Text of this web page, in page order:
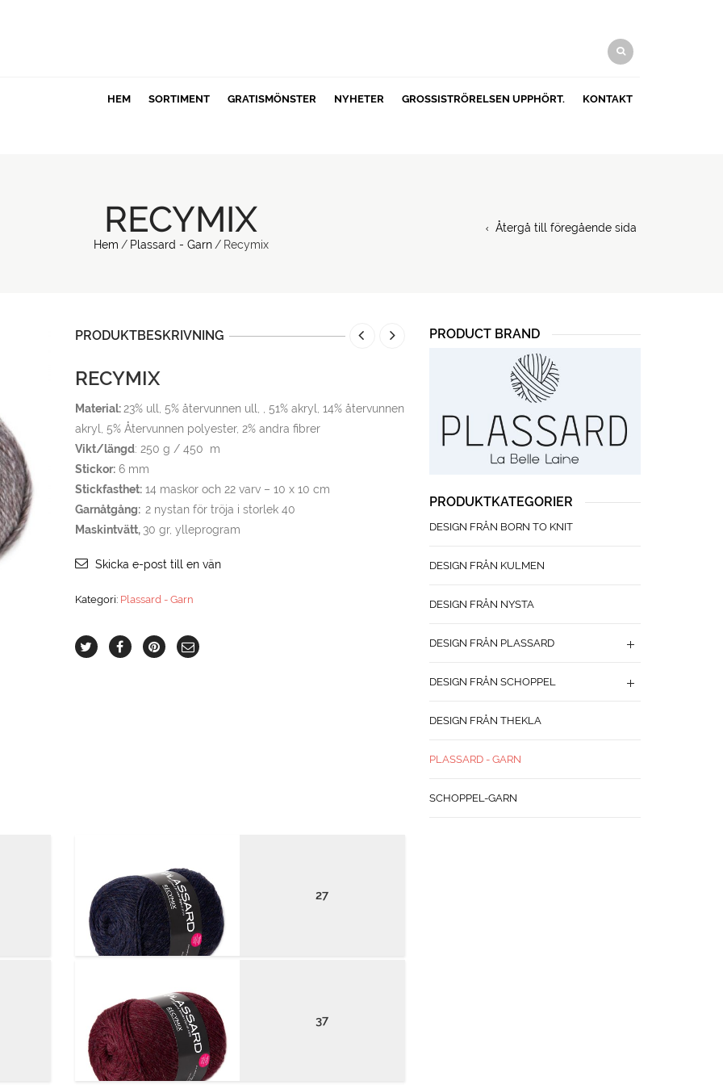
HEM SORTIMENT GRATISMÖNSTER NYHETER GROSSISTRÖRELSEN UPPHÖRT. KONTAKT
RECYMIX
Hem / Plassard - Garn / Recymix
Återgå till föregående sida
PRODUKTBESKRIVNING
RECYMIX
Material: 23% ull, 5% återvunnen ull, , 51% akryl, 14% återvunnen
akryl, 5% Återvunnen polyester, 2% andra fibrer
Vikt/längd: 250 g / 450 m
Stickor:6 mm
Stickfasthet:14 maskor och 22 varv – 10 x 10 cm
Garnåtgång: 2 nystan för tröja i storlek 40
Maskintvätt, 30 gr, ylleprogram
Skicka e-post till en vän
Kategori: Plassard - Garn
27
37
PRODUCT BRAND
PRODUKTKATEGORIER
DESIGN FRÅN BORN TO KNIT
DESIGN FRÅN KULMEN
DESIGN FRÅN NYSTA
DESIGN FRÅN PLASSARD
DESIGN FRÅN SCHOPPEL
DESIGN FRÅN THEKLA
PLASSARD - GARN
SCHOPPEL-GARN